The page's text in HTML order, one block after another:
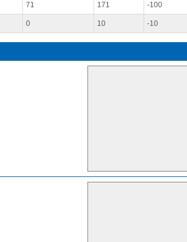
71 171 -100
0 10 -10